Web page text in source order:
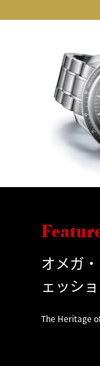
オメガ
ェッシ
The Heritage